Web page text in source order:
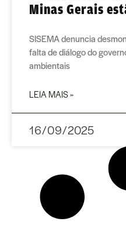
Minas Gerais
SISEMA denuncia
falta de diálogo do
ambientais
LEIA MAIS »
16/09/2025